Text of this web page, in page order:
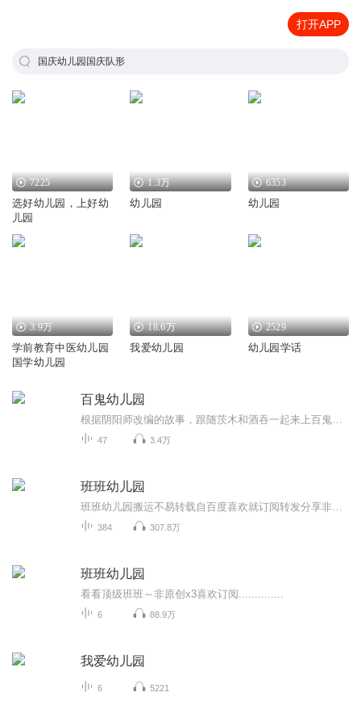
打开APP
国庆幼儿园国庆队形
7225
选好幼儿园，上好幼
儿园
1.3万
幼儿园
6353
幼儿园
3.9万
学前教育中医幼儿园
国学幼儿园
18.6万
我爱幼儿园
2529
幼儿园学话
百鬼幼儿园
47 3.4万
班班幼儿园
384 307.8万
班班幼儿园
看看顶级班班～非原创x3喜欢订阅..............
6 88.9万
我爱幼儿园
6 5221